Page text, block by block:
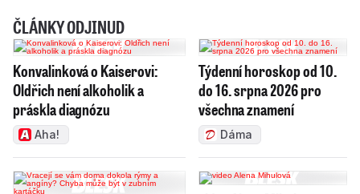
ČLÁNKY ODJINUD
Konvalinková o Kaiserovi:
Oldřich není alkoholik a
práskla diagnózu
Aha!
Týdenní horoskop od 10.
do 16. srpna 2026 pro
všechna znamení
Dáma